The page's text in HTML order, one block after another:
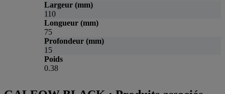
Largeur (mm)
110
Longueur (mm)
75
Profondeur (mm)
15
Poids
0.38